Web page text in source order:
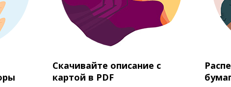
Скачивайте описание с
картой в PDF